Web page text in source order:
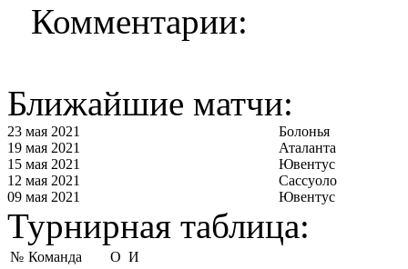
Комментарии:
Ближайшие матчи:
23 мая 2021
Болонья
19 мая 2021
Аталанта
15 мая 2021
Ювентус
12 мая 2021
Сассуоло
09 мая 2021
Ювентус
Турнирная таблица:
№ Команда О И